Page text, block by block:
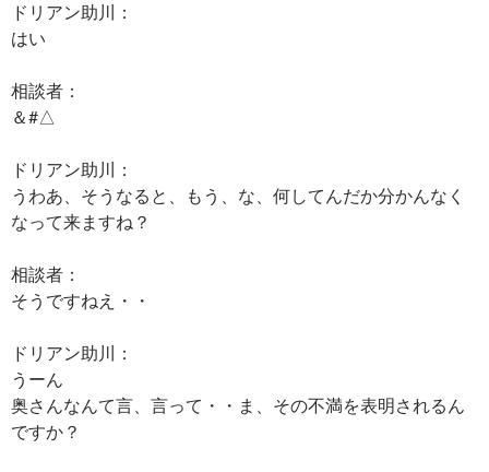
ドリアン助川：
はい
相談者：
＆#△
ドリアン助川：
うわあ、そうなると、もう、な、何してんだか分かんなく
なって来ますね？
相談者：
そうですねえ・・
ドリアン助川：
うーん
奥さんなんて言、言って・・ま、その不満を表明されるん
ですか？